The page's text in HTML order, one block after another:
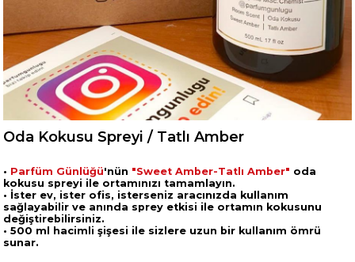
Oda Kokusu Spreyi / Tatlı Amber
• Parfüm Günlüğü'nün "Sweet Amber-Tatlı Amber" oda
kokusu spreyi ile ortamınızı tamamlayın.
• İster ev, ister ofis, isterseniz aracınızda kullanım
sağlayabilir ve anında sprey etkisi ile ortamın kokusunu
değiştirebilirsiniz.
•500 ml hacimli şişesi ile sizlere uzun bir kullanım ömrü
sunar.